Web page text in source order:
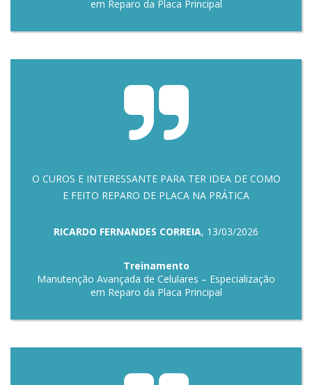
em Reparo da Placa Principal
O CUROS E INTERESSANTE PARA TER IDEA DE COMO
E FEITO REPARO DE PLACA NA PRÁTICA
RICARDO FERNANDES CORREIA, 13/03/2026
Treinamento
Manutenção Avançada de Celulares – Especialização
em Reparo da Placa Principal